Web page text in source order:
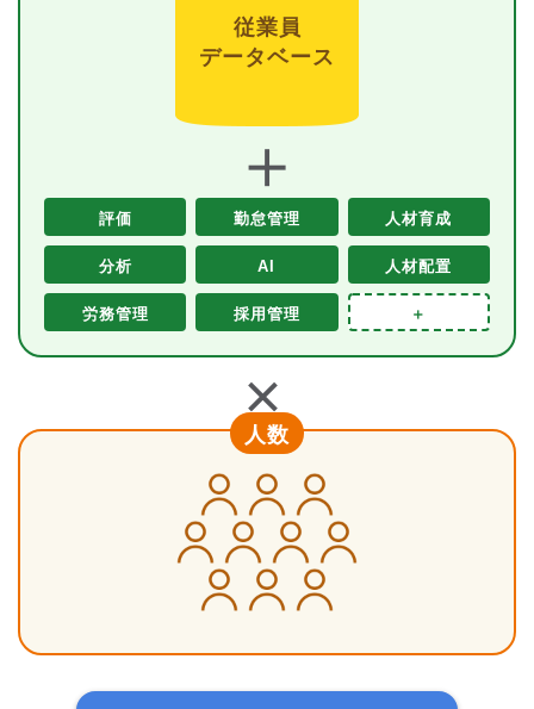
従業員
データベース
＋
評価 勤怠管理 人材育成
分析 AI 人材配置
労務管理 採用管理 ＋
＋
人数